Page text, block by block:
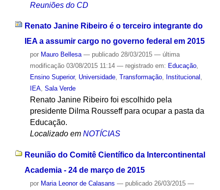
Reuniões do CD
Renato Janine Ribeiro é o terceiro integrante do
IEA a assumir cargo no governo federal em 2015
por Mauro Bellesa — publicado28/03/2015 — última
modificação03/08/2015 11:14 — registrado em: Educação,
Ensino Superior, Universidade, Transformação, Institucional ,
IEA, Sala Verde
Renato Janine Ribeiro foi escolhido pela
presidente Dilma Rousseff para ocupar a pasta da
Educação.
Localizado em NOTÍCIAS
Reunião do Comitê Científico da Intercontinental
Academia - 24 de março de 2015
por Maria Leonor de Calasans — publicado26/03/2015 —